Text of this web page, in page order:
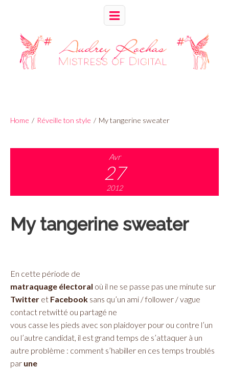
Home / Réveille ton style / My tangerine sweater
Avr
27
2012
My tangerine sweater
En cette période de
matraquage électoral où il ne se passe pas une minute sur
Twitter et Facebook sans qu’un ami / follower / vague
contact retwitté ou partagé ne
vous casse les pieds avec son plaidoyer pour ou contre l’un
ou l’autre candidat, il est grand temps de s’attaquer à un
autre problème : comment s’habiller en ces temps troublés
par une